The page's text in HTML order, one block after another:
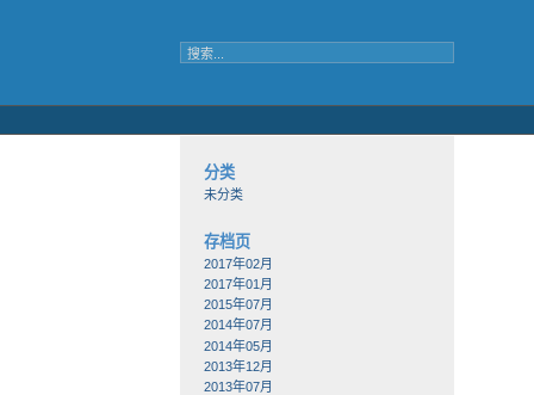
分类
未分类
存档页
2017年02月
2017年01月
2015年07月
2014年07月
2014年05月
2013年12月
2013年07月